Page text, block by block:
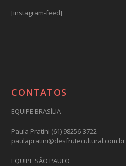
[instagram-feed]
CONTATOS
EQUIPE BRASÍLIA
Paula Pratini (61) 98256-3722
paulapratini@desfrutecultural.com.br
EQUIPE SÃO PAULO